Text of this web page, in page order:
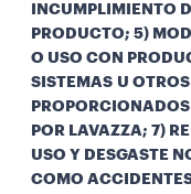
INCUMPLIMIENTO
PRODUCTO; 5)
O USO CON
SISTEMAS U
POR LAVAZZA; 7)
USO Y DESGASTE
COMO